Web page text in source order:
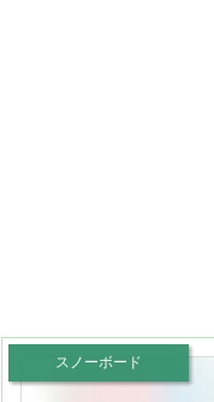
スノーボード